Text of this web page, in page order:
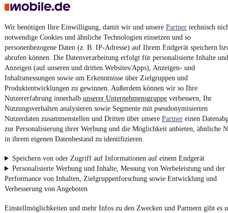
Wir benötigen Ihre Einwilligung, damit wir und unsere Partner technisch
notwendige Cookies und ähnliche Technologien einsetzen und so
personenbezogene Daten (z. B. IP-Adresse) auf Ihrem Endgerät speichern
abrufen können. Die Datenverarbeitung erfolgt für personalisierte Inhalte und
Anzeigen (auf unseren und dritten Websites/Apps), Anzeigen- und
Inhaltsmessungen sowie um Erkenntnisse über Zielgruppen und
Produktentwicklungen zu gewinnen. Außerdem können wir so Ihre
Nutzererfahrung innerhalb unserer Unternehmensgruppe verbessern, Ihr
Nutzungsverhalten analysieren sowie Segmente mit pseudonymisierten
Nutzerdaten zusammenstellen und Dritten über unsere Partner einen
zur Personalisierung ihrer Werbung und die Möglichkeit anbieten, ähnliche
in ihrem eigenen Datenbestand zu identifizieren.
Speichern von oder Zugriff auf Informationen auf einem Endgerät
Personalisierte Werbung und Inhalte, Messung von Werbeleistung und der
Performance von Inhalten, Zielgruppenforschung sowie Entwicklung und
Verbesserung von Angeboten
Einstellmöglichkeiten und mehr Infos zu den Zwecken und Partnern gibt es
Keine Inserate gefunden
¹MwSt. ausweisbar
Nutze mobile.de schnell und einfach
App installieren